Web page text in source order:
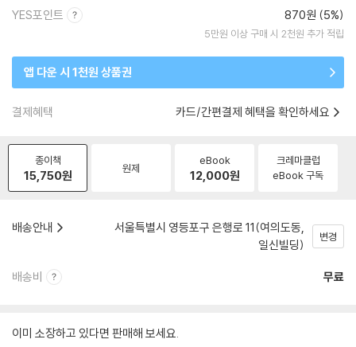
YES포인트 870원 (5%)
5만원 이상 구매 시 2천원 추가 적립
앱 다운 시 1천원 상품권
결제혜택 카드/간편결제 혜택을 확인하세요
종이책
15,750원 원제
eBook
12,000원
크레마클럽
eBook 구독
배송안내
서울특별시 영등포구 은행로 11(여의도동,
일신빌딩)
변경
배송비 무료
이미 소장하고 있다면 판매해 보세요.